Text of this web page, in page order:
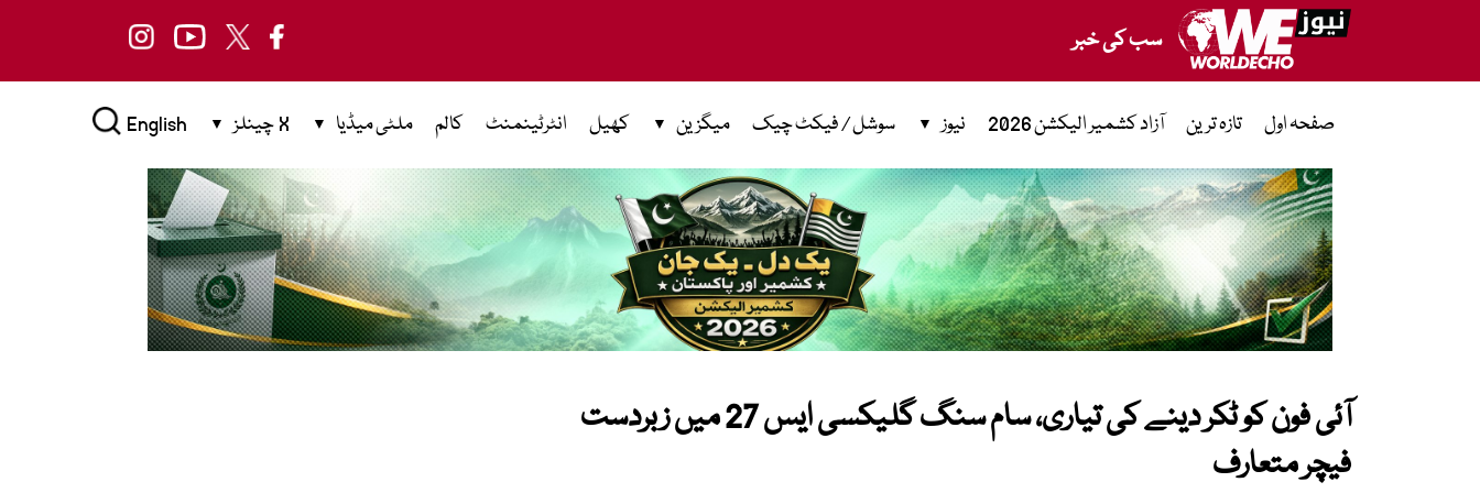
سب کی خبر
صفحہ اول تازہ ترین آزاد کشمیر الیکشن 2026 نیوز سوشل / فیکٹ چیک میگزین کھیل انٹرٹینمنٹ کالم ملٹی میڈیا X چینلز English
آئی فون کو ٹکر دینے کی تیاری، سام سنگ گلیکسی ایس 27 میں زبردست
فیچر متعارف